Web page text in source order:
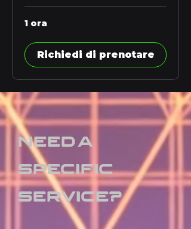
1 ora
Richiedi di prenotare
NEED A
SPECIFIC
SERVICE?